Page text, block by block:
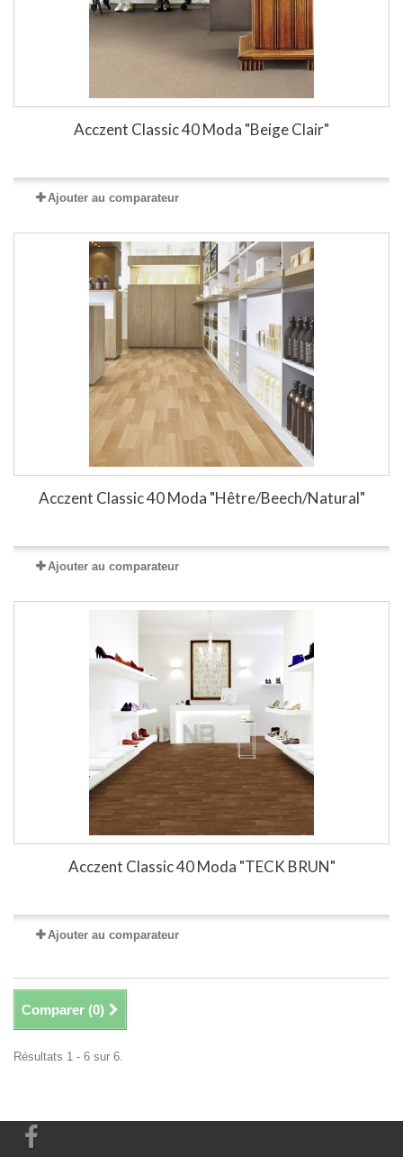
Acczent Classic 40 Moda "Beige Clair"
Ajouter au comparateur
Acczent Classic 40 Moda "Hêtre/Beech/Natural"
Ajouter au comparateur
Acczent Classic 40 Moda "TECK BRUN"
Ajouter au comparateur
Comparer (0)
Résultats 1 - 6 sur 6.